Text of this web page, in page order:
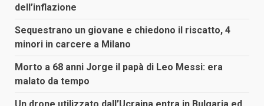
dell’inflazione
Sequestrano un giovane e chiedono il riscatto, 4
minori in carcere a Milano
Morto a 68 anni Jorge il papà di Leo Messi: era
malato da tempo